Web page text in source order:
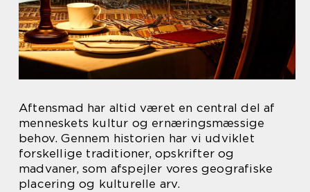
Aftensmad har altid været en central del af
menneskets kultur og ernæringsmæssige
behov. Gennem historien har vi udviklet
forskellige traditioner, opskrifter og
madvaner, som afspejler vores geografiske
placering og kulturelle arv.